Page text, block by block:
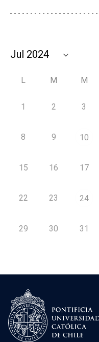
L M M
1 2 3
8 9 10
15 16 17
22 23 24
29 30 31